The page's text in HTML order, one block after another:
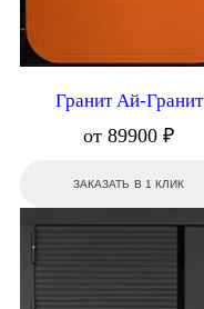
Гранит Ай-Гранит
от 89900 ₽
ЗАКАЗАТЬ В 1 КЛИК